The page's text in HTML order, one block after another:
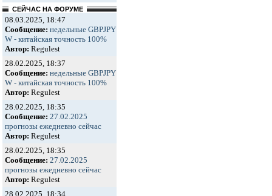
СЕЙЧАС НА ФОРУМЕ
08.03.2025, 18:47
Сообщение: недельные GBPJPY
W - китайская точность 100%
Автор: Regulest
28.02.2025, 18:37
Сообщение: недельные GBPJPY
W - китайская точность 100%
Автор: Regulest
28.02.2025, 18:35
Сообщение: 27.02.2025
прогнозы ежедневно сейчас
Автор: Regulest
28.02.2025, 18:35
Сообщение: 27.02.2025
прогнозы ежедневно сейчас
Автор: Regulest
28.02.2025, 18:34